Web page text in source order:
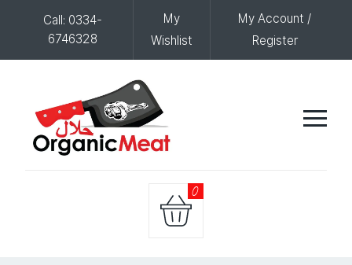
Call: 0334-
6746328
My
Wishlist
My Account /
Register
0